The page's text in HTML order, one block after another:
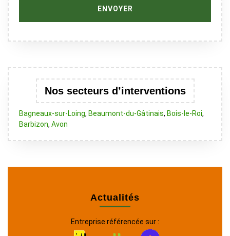
Nos secteurs d’interventions
Bagneaux-sur-Loing, Beaumont-du-Gâtinais, Bois-le-Roi,
Barbizon, Avon
Actualités
Entreprise référencée sur :